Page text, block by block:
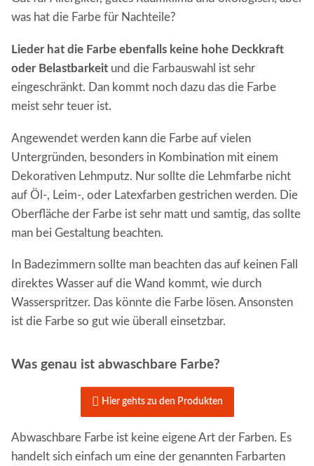
was hat die Farbe für Nachteile?
Lieder hat die Farbe ebenfalls keine hohe Deckkraft
oder Belastbarkeit und die Farbauswahl ist sehr
eingeschränkt. Dan kommt noch dazu das die Farbe
meist sehr teuer ist.
Angewendet werden kann die Farbe auf vielen
Untergründen, besonders in Kombination mit einem
Dekorativen Lehmputz. Nur sollte die Lehmfarbe nicht
auf Öl-, Leim-, oder Latexfarben gestrichen werden. Die
Oberfläche der Farbe ist sehr matt und samtig, das sollte
man bei Gestaltung beachten.
In Badezimmern sollte man beachten das auf keinen Fall
direktes Wasser auf die Wand kommt, wie durch
Wasserspritzer. Das könnte die Farbe lösen. Ansonsten
ist die Farbe so gut wie überall einsetzbar.
Was genau ist abwaschbare Farbe?
 Hier gehts zu den Produkten
Abwaschbare Farbe ist keine eigene Art der Farben. Es
handelt sich einfach um eine der genannten Farbarten